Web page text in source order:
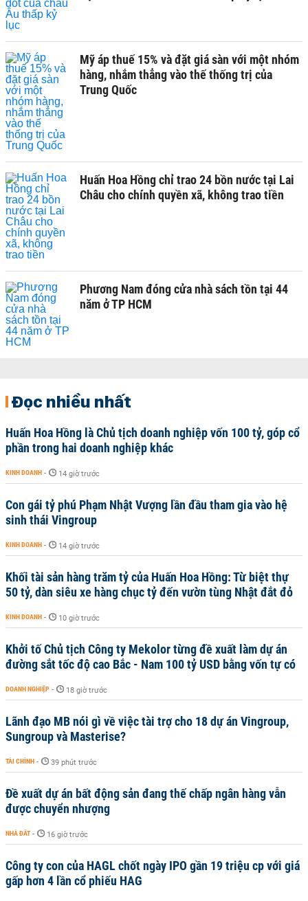
Mỹ áp thuế 15% và đặt giá sàn với một nhóm
hàng, nhắm thẳng vào thế thống trị của
Trung Quốc
Huấn Hoa Hồng chỉ trao 24 bồn nước tại Lai
Châu cho chính quyền xã, không trao tiền
Phương Nam đóng cửa nhà sách tồn tại 44
năm ở TP HCM
Đọc nhiều nhất
Huấn Hoa Hồng là Chủ tịch doanh nghiệp vốn 100 tỷ, góp cổ
phần trong hai doanh nghiệp khác
KINH DOANH - 14 giờ trước
Con gái tỷ phú Phạm Nhật Vượng lần đầu tham gia vào hệ
sinh thái Vingroup
KINH DOANH - 14 giờ trước
Khối tài sản hàng trăm tỷ của Huấn Hoa Hồng: Từ biệt thự
50 tỷ, dàn siêu xe hàng chục tỷ đến vườn tùng Nhật đắt đỏ
KINH DOANH - 10 giờ trước
Khởi tố Chủ tịch Công ty Mekolor từng đề xuất làm dự án
đường sắt tốc độ cao Bắc - Nam 100 tỷ USD bằng vốn tự có
DOANH NGHIỆP - 18 giờ trước
Lãnh đạo MB nói gì về việc tài trợ cho 18 dự án Vingroup,
Sungroup và Masterise?
TÀI CHÍNH - 39 phút trước
Đề xuất dự án bất động sản đang thế chấp ngân hàng vẫn
được chuyển nhượng
NHÀ ĐẤT - 16 giờ trước
Công ty con của HAGL chốt ngày IPO gần 19 triệu cp với giá
gấp hơn 4 lần cổ phiếu HAG